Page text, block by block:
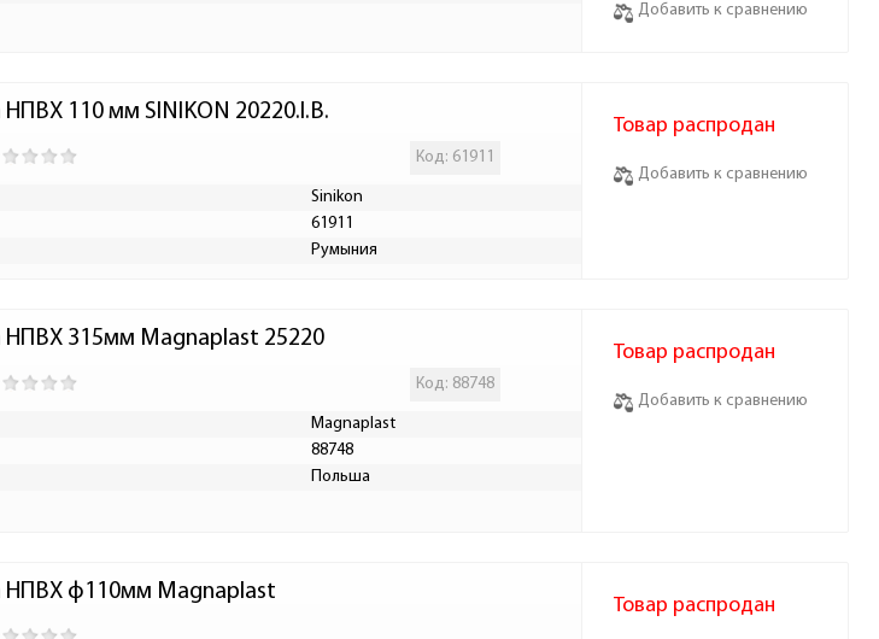
Добавить к сравнению
НПВХ 110 мм SINIKON 20220.I.B.
Код: 61911
Sinikon
61911
Румыния
Товар распродан
Добавить к сравнению
НПВХ 315мм Magnaplast 25220
Код: 88748
Magnaplast
88748
Польша
Товар распродан
Добавить к сравнению
НПВХ ф110мм Magnaplast
Товар распродан